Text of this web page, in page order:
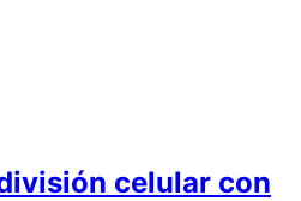
celular con